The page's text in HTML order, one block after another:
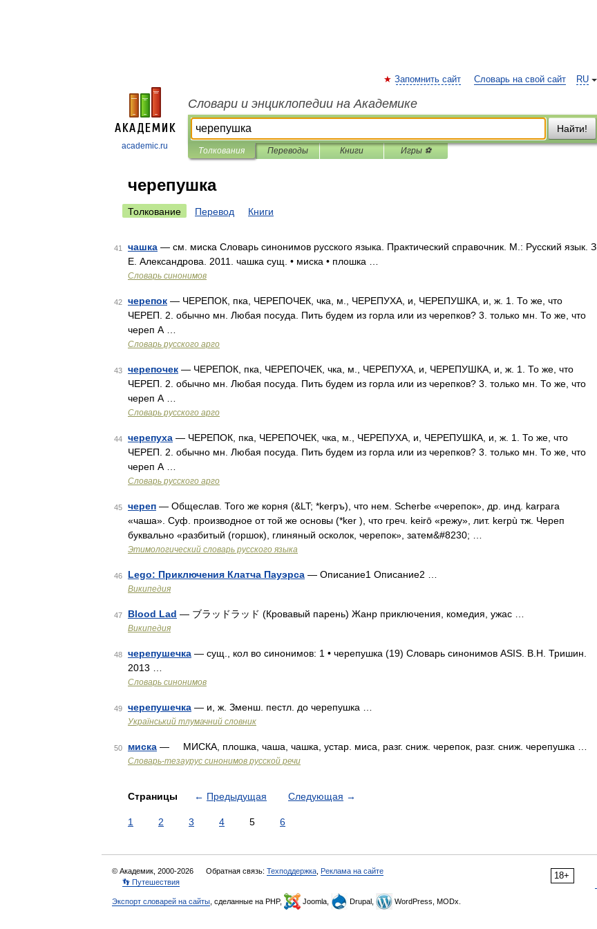
academic.ru
RU
Запомнить сайт Словарь на свой сайт
Словари и энциклопедии на Академике
Найти!
Толкования Переводы Книги Игры ⚽
черепушка
Толкование Перевод Книги
41 чашка — см. миска Словарь синонимов русского языка. Практический справочник. М.: Русский язык. З.
Е. Александрова. 2011. чашка сущ. • миска • плошка …
Словарь синонимов
42 черепок — ЧЕРЕПОК, пка, ЧЕРЕПОЧЕК, чка, м., ЧЕРЕПУХА, и, ЧЕРЕПУШКА, и, ж. 1. То же, что
ЧЕРЕП. 2. обычно мн. Любая посуда. Пить будем из горла или из черепков? 3. только мн. То же, что
череп А …
Словарь русского арго
43 черепочек — ЧЕРЕПОК, пка, ЧЕРЕПОЧЕК, чка, м., ЧЕРЕПУХА, и, ЧЕРЕПУШКА, и, ж. 1. То же, что
ЧЕРЕП. 2. обычно мн. Любая посуда. Пить будем из горла или из черепков? 3. только мн. То же, что
череп А …
Словарь русского арго
44 черепуха — ЧЕРЕПОК, пка, ЧЕРЕПОЧЕК, чка, м., ЧЕРЕПУХА, и, ЧЕРЕПУШКА, и, ж. 1. То же, что
ЧЕРЕП. 2. обычно мн. Любая посуда. Пить будем из горла или из черепков? 3. только мн. То же, что
череп А …
Словарь русского арго
45 череп — Общеслав. Того же корня (&LT; *kerpъ), что нем. Scherbe «черепок», др. инд. karpara
«чаша». Суф. производное от той же основы (*ker ), что греч. keirō «режу», лит. kerpù тж. Череп
буквально «разбитый (горшок), глиняный осколок, черепок», затем&#8230; …
Этимологический словарь русского языка
46 Lego: Приключения Клатча Пауэрса — Описание1 Описание2 …
Википедия
47 Blood Lad — ブラッドラッド (Кровавый парень) Жанр приключения, комедия, ужас …
Википедия
48 черепушечка — сущ., кол во синонимов: 1 • черепушка (19) Словарь синонимов ASIS. В.Н. Тришин.
2013 …
Словарь синонимов
49 черепушечка — и, ж. Зменш. пестл. до черепушка …
Український тлумачний словник
50 миска — МИСКА, плошка, чаша, чашка, устар. миса, разг. сниж. черепок, разг. сниж. черепушка …
Словарь-тезаурус синонимов русской речи
Страницы ← Предыдущая Следующая →
1 2 3 4 5 6
18+
© Академик, 2000-2026 Обратная связь: Техподдержка Реклама на сайте
👣 Путешествия
Экспорт словарей на сайты , сделанные на PHP, Joomla, Drupal, WordPress, MODx.